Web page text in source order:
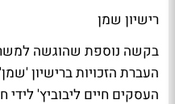
רישיון שמן
בקשה נוספת שהוגשה
העסקים חיים ליבוביץ'